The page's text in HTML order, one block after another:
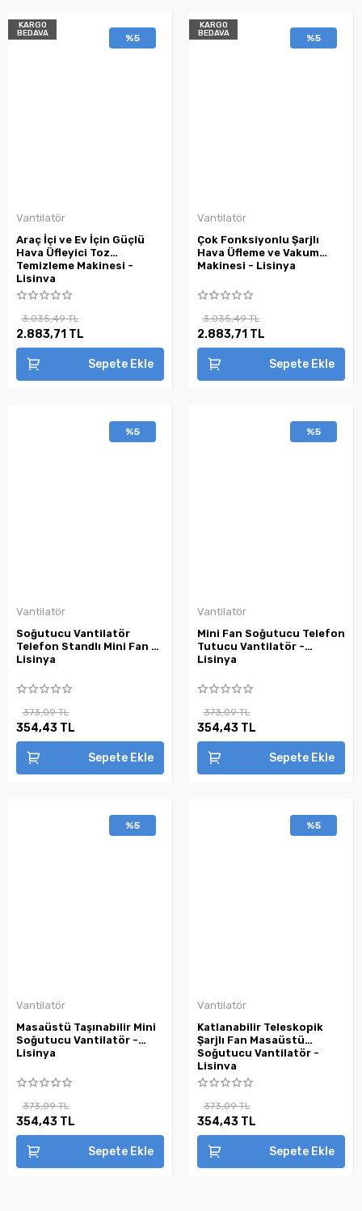
KARGO
BEDAVA
%5
Vantilatör
Araç İçi ve Ev İçin Güçlü
Hava Üfleyici Toz
Temizleme Makinesi -
Lisinya
3.035,49 TL
2.883,71 TL
Sepete Ekle
KARGO
BEDAVA
%5
Vantilatör
Çok Fonksiyonlu Şarjlı
Hava Üfleme ve Vakum
Makinesi - Lisinya
3.035,49 TL
2.883,71 TL
Sepete Ekle
%5
Vantilatör
Soğutucu Vantilatör
Telefon Standlı Mini Fan -
Lisinya
373,09 TL
354,43 TL
Sepete Ekle
%5
Vantilatör
Mini Fan Soğutucu Telefon
Tutucu Vantilatör -
Lisinya
373,09 TL
354,43 TL
Sepete Ekle
%5
Vantilatör
Masaüstü Taşınabilir Mini
Soğutucu Vantilatör -
Lisinya
373,09 TL
354,43 TL
Sepete Ekle
%5
Vantilatör
Katlanabilir Teleskopik
Şarjlı Fan Masaüstü
Soğutucu Vantilatör -
Lisinya
373,09 TL
354,43 TL
Sepete Ekle